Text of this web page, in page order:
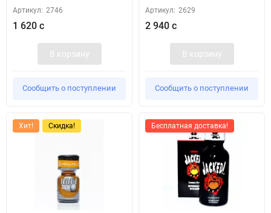
Артикул: 2746
1 620 с
В корзину
Сообщить о поступлении
Артикул: 2629
2 940 с
В корзину
Сообщить о поступлении
Хит! Скидка! Бесплатная доставка!